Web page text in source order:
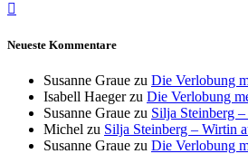
Neueste Kommentare
Susanne Graue zu Die Verlobung
Isabell Haegerzu Die Verlobung
Susanne Graue zu Silja Steinberg
Michel zu Silja Steinberg – Wirtin
Susanne Graue zu Die Verlobung